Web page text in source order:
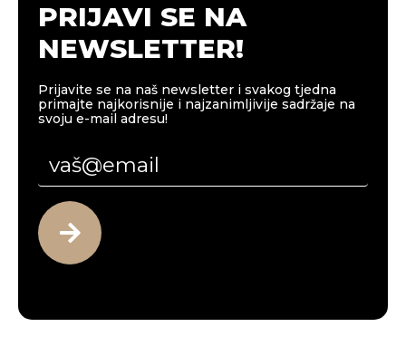
PRIJAVI SE NA
NEWSLETTER!
Prijavite se na naš newsletter i svakog tjedna
primajte najkorisnije i najzanimljivije sadržaje na
svoju e-mail adresu!